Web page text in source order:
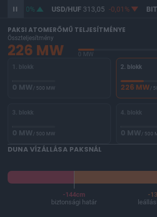
0% USD/HUF313,05 -0,01%
PAKSI ATOMERŐMŰ TELJESÍTMÉNYE
Összteljesítmény
226 MW 0 MW
1. blokk
0 MW/ 500 MW
2. blokk
226 MW/
3. blokk
0 MW/ 500 MW
4. blokk
0 MW/ 500
DUNA VÍZÁLLÁSA PAKSNÁL
-144cm
biztonsági határ
-